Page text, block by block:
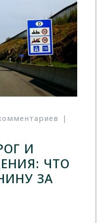
|
И
ЧТО
ЗА